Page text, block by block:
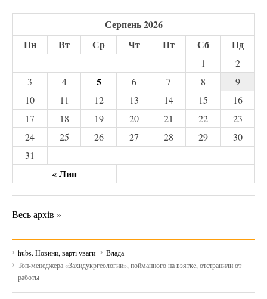
Серпень 2026
Пн
Вт Ср Чт Пт Сб Нд
« Лип
1
2
3
4 5 6 7 8
9
10
11 12 13 14 15
16
17
18 19 20 21 22
23
24
25 26 27 28 29
30
31
Весь архів »
hubs. Новини, варті уваги
Влада
Топ-менеджера «Захидукргеологии», пойманного на взятке, отстранили от
работы